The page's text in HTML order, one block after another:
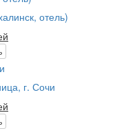
отель)
г. Сочи